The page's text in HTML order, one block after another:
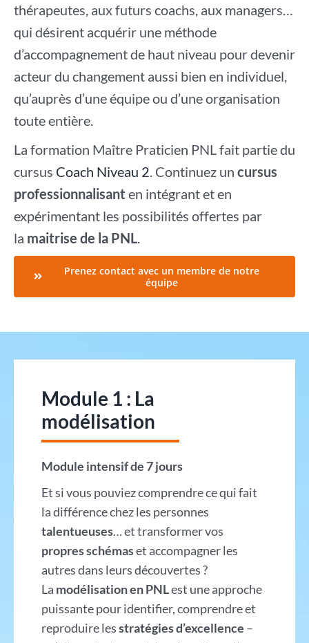
thérapeutes, aux futurs coachs, aux managers…
qui désirent acquérir une méthode
d’accompagnement de haut niveau pour devenir
acteur du changement aussi bien en individuel,
qu’auprès d’une équipe ou d’une organisation
toute entière.
La formation Maître Praticien PNL fait partie du
cursus Coach Niveau 2. Continuez un cursus
professionnalisant en intégrant et en
expérimentant les possibilités offertes par
la maitrise de la PNL.
Prenez contact avec un membre de notre
équipe
Module 1 : La
modélisation
Module intensif de 7 jours
Et si vous pouviez comprendre ce qui fait
la différence chez les personnes
talentueuses… et transformer vos
propres schémaset accompagner les
autres dans leurs découvertes ?
La modélisation en PNLest une approche
puissante pour identifier, comprendre et
reproduire lesstratégies d’excellence –